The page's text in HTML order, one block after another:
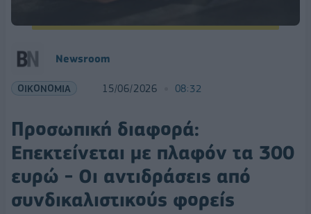
Νewsroom
ΟΙΚΟΝΟΜΙΑ 15/06/2026 08:32
Προσωπική διαφορά:
Επεκτείνεται με πλαφόν τα 300
ευρώ - Οι αντιδράσεις από
συνδικαλιστικούς φορείς